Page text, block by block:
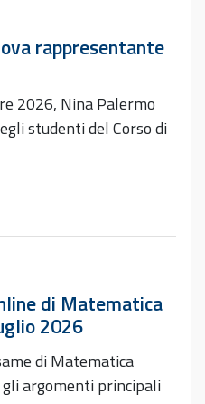
rappresentante
2026, Nina Palermo
studenti del Corso di
di Matematica
2026
di Matematica
gli argomenti principali